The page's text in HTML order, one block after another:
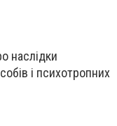
наслідки
і психотропних